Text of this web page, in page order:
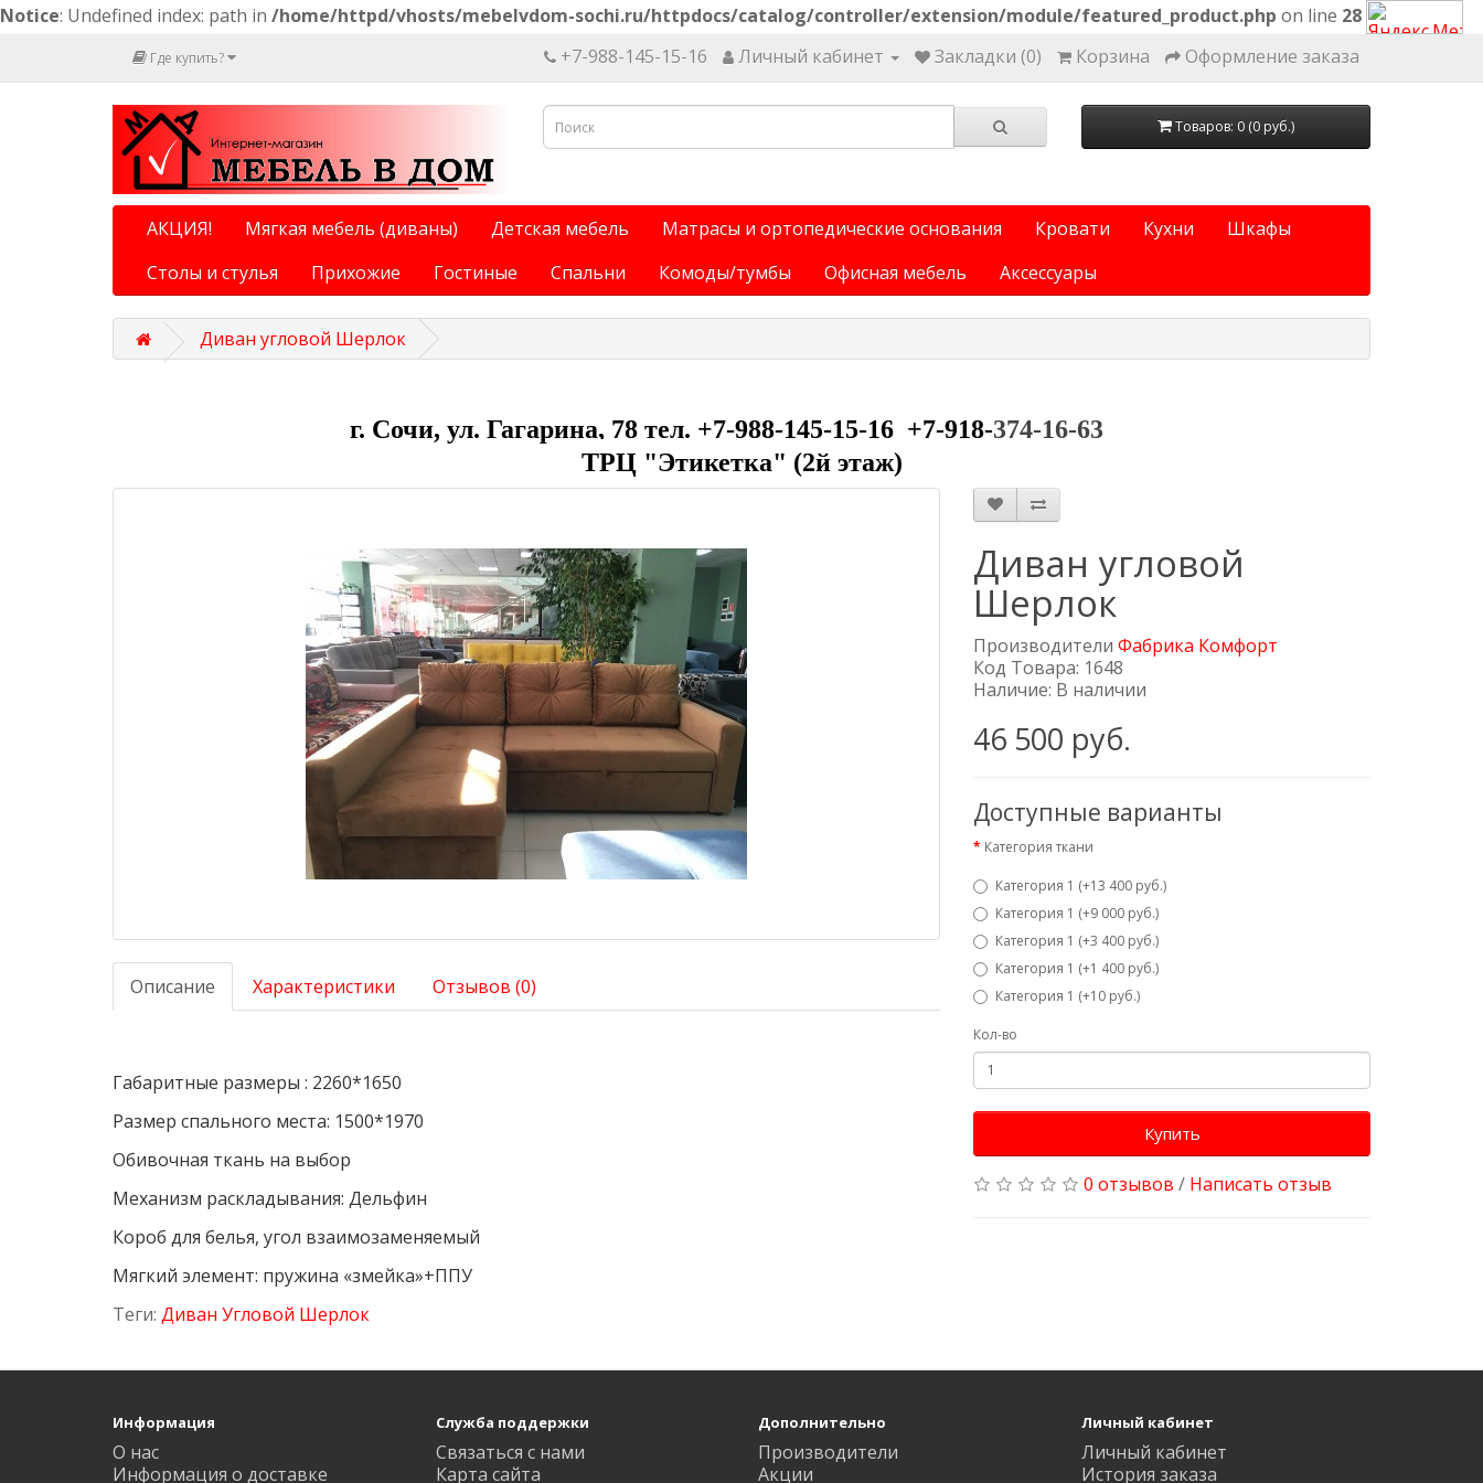
Notice: Undefined index: path in /home/httpd/vhosts/mebelvdom-sochi.ru/httpdocs/catalog/controller/extension/module/featured_product.php on line 28
Где купить? +7-988-145-15-16 Личный кабинет Закладки (0) Корзина Оформление заказа
Товаров: 0 (0 руб.)
АКЦИЯ! Мягкая мебель (диваны) Детская мебель Матрасы и ортопедические основания Кровати Кухни
Шкафы
Столы и стулья
Прихожие Гостиные Спальни Комоды/тумбы Офисная мебель Аксессуары
Диван угловой Шерлок
г. Сочи, ул. Гагарина, 78 тел. +7-988-145-15-16 +7-918-374-16-63
ТРЦ "Этикетка" (2й этаж)
Описание Характеристики Отзывов (0)
Габаритные размеры : 2260*1650
Размер спального места: 1500*1970
Обивочная ткань на выбор
Механизм раскладывания: Дельфин
Короб для белья, угол взаимозаменяемый
Мягкий элемент: пружина «змейка»+ППУ
Диван угловой
Шерлок
Производители Фабрика Комфорт
Код Товара: 1648
Наличие: В наличии
46 500 руб.
Доступные варианты
Категория ткани
Категория 1 (+13 400 руб.)
Категория 1 (+9 000 руб.)
Категория 1 (+3 400 руб.)
Категория 1 (+1 400 руб.)
Категория 1 (+10 руб.)
Кол-во
Купить
0 отзывов / Написать отзыв
Теги: Диван Угловой Шерлок
Информация
О нас
Информация о доставке
Служба поддержки
Связаться с нами
Карта сайта
Дополнительно
Производители
Акции
Личный кабинет
Личный кабинет
История заказа